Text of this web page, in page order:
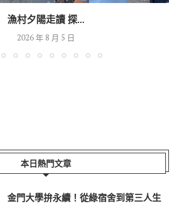
漁村夕陽走讀 探...
2026 年 8 月 5 日
本日熱門文章
金門大學拚永續！從綠宿舍到第三人生